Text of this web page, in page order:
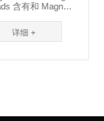
美国西北海岸
1.6亿年，GFP